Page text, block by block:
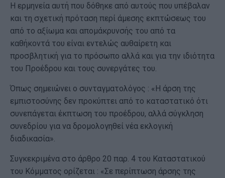
Η ερμηνεία αυτή που δόθηκε από αυτούς που υπέβαλαν
και τη σχετική πρόταση περί άμεσης εκπτώσεως του
από το αξίωμα και απομάκρυνσής του από τα
καθήκοντά του είναι εντελώς αυθαίρετη και
προσβλητική για το πρόσωπο αλλά και για την ιδιότητα
του Προέδρου και τους συνεργάτες του.
Όπως σημειώνει ο συνταγματολόγος : «Η άρση της
εμπιστοσύνης δεν προκύπτει από το καταστατικό ότι
συνεπάγεται έκπτωση του προέδρου, αλλά σύγκληση
συνεδρίου για να δρομολογηθεί νέα εκλογική
διαδικασία».
Συγκεκριμένα στο άρθρο 20 παρ. 4 του Καταστατικού
του Κόμματος ορίζεται : «Σε περίπτωση άρσης της